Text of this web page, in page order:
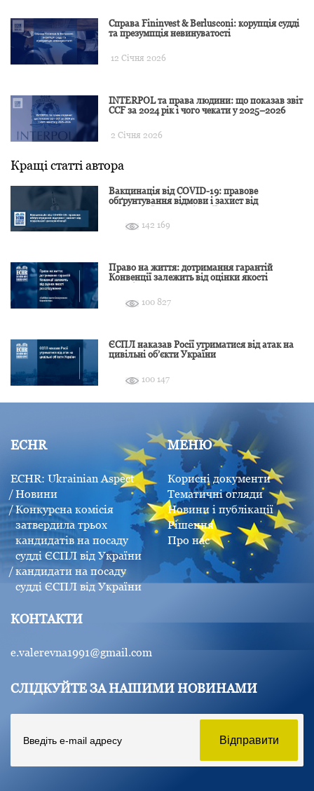
Справа Fininvest & Berlusconi: корупція судді
та презумпція невинуватості
12 Січня 2026
INTERPOL та права людини: що показав звіт
CCF за 2024 рік і чого чекати у 2025–2026
2 Січня 2026
Кращі статті автора
Вакцинація від COVID-19: правове
обґрунтування відмови і захист від
142 169
Право на життя: дотримання гарантій
Конвенції залежить від оцінки якості
100 827
ЄСПЛ наказав Росії утриматися від атак на
цивільні об’єкти України
100 147
ECHR
ECHR: Ukrainian Aspect
Новини
Конкурсна комісія
затвердила трьох
кандидатів на посаду
судді ЄСПЛ від України
кандидати на посаду
судді ЄСПЛ від України
МЕНЮ
Корисні документи
Тематичні огляди
Новини і публікації
Рішення
Про нас
КОНТАКТИ
e.valerevna1991@gmail.com
СЛІДКУЙТЕ ЗА НАШИМИ НОВИНАМИ